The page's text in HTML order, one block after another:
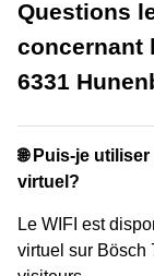
Questions
concernant
6331
🌐 Puis-je
virtuel?
Le WIFI est
virtuel sur Bösch